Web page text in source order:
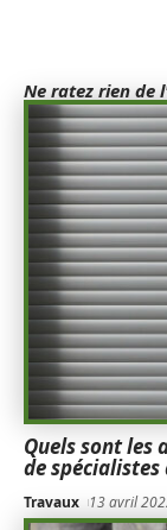
Ne ratez rien de
Quels sont les
de spécialistes
Travaux 13 avril